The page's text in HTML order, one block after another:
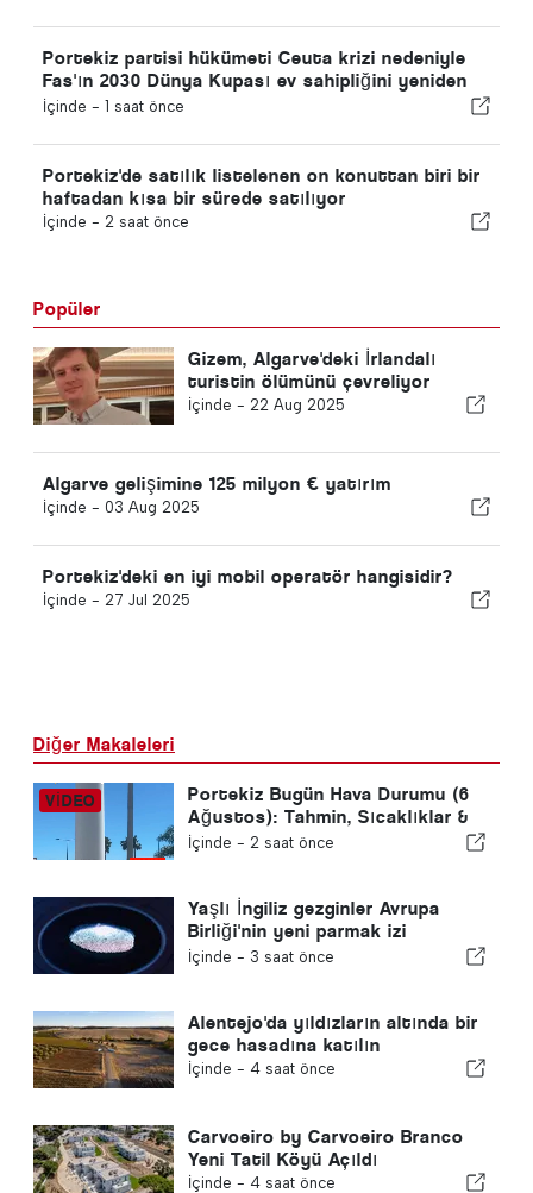
Portekiz partisi hükümeti Ceuta krizi nedeniyle
Fas'ın 2030 Dünya Kupası ev sahipliğini yeniden
gözden geçirmeye çağırdı
İçinde - 1 saat önce
Portekiz'de satılık listelenen on konuttan biri bir
haftadan kısa bir sürede satılıyor
İçinde - 2 saat önce
Popüler
Gizem, Algarve'deki İrlandalı
turistin ölümünü çevreliyor
İçinde - 22 Aug 2025
Algarve gelişimine 125 milyon € yatırım
İçinde - 03 Aug 2025
Portekiz'deki en iyi mobil operatör hangisidir?
İçinde - 27 Jul 2025
Diğer Makaleleri
Portekiz Bugün Hava Durumu (6
Ağustos): Tahmin, Sıcaklıklar &
Ne Beklenmeli
İçinde - 2 saat önce
Yaşlı İngiliz gezginler Avrupa
Birliği'nin yeni parmak izi
kontrolleri ile mücadele ediyor
İçinde - 3 saat önce
Alentejo'da yıldızların altında bir
gece hasadına katılın
İçinde - 4 saat önce
Carvoeiro by Carvoeiro Branco
Yeni Tatil Köyü Açıldı
İçinde - 4 saat önce